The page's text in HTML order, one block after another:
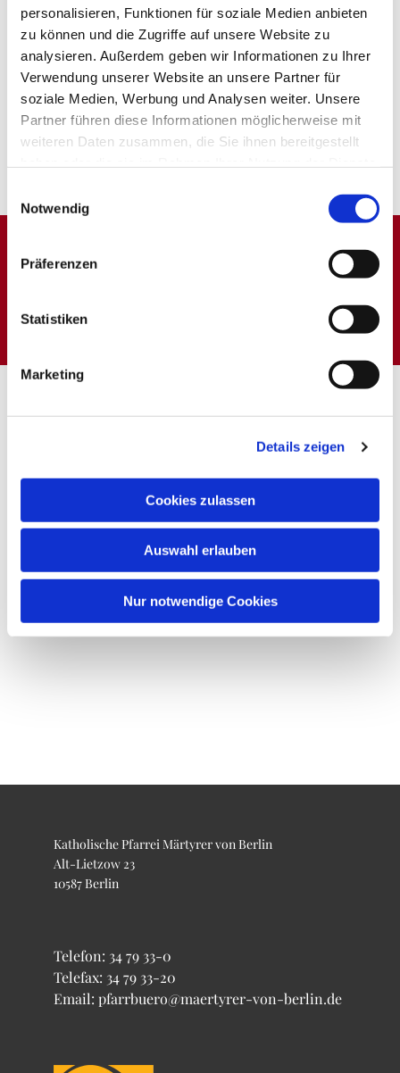
personalisieren, Funktionen für soziale Medien anbieten
zu können und die Zugriffe auf unsere Website zu
analysieren. Außerdem geben wir Informationen zu Ihrer
Verwendung unserer Website an unsere Partner für
soziale Medien, Werbung und Analysen weiter. Unsere
Partner führen diese Informationen möglicherweise mit
weiteren Daten zusammen, die Sie ihnen bereitgestellt
Notwendig
Präferenzen
Statistiken
Marketing
Details zeigen
Cookies zulassen
Auswahl erlauben
Nur notwendige Cookies
Dies könnte Sie auch
Katholische Pfarrei Märtyrer von Berlin
Alt-Lietzow 23
10587 Berlin
Telefon: 34 79 33-0
Telefax: 34 79 33-20
Email: pfarrbuero@maertyrer-von-berlin.de